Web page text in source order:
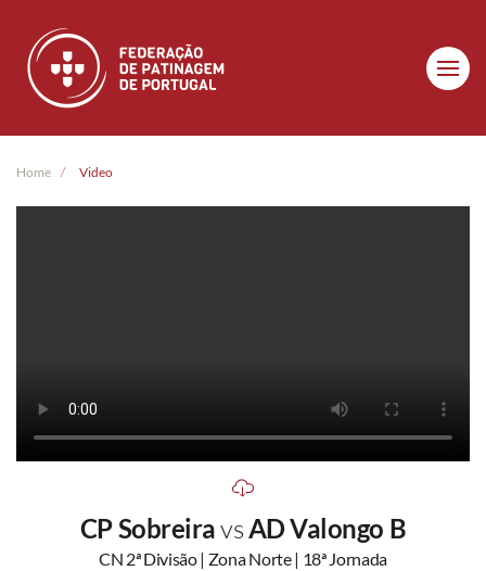
Skip to main content
Home Video
CP SobreiravsAD Valongo B
CN 2ª Divisão | Zona Norte | 18ª Jornada